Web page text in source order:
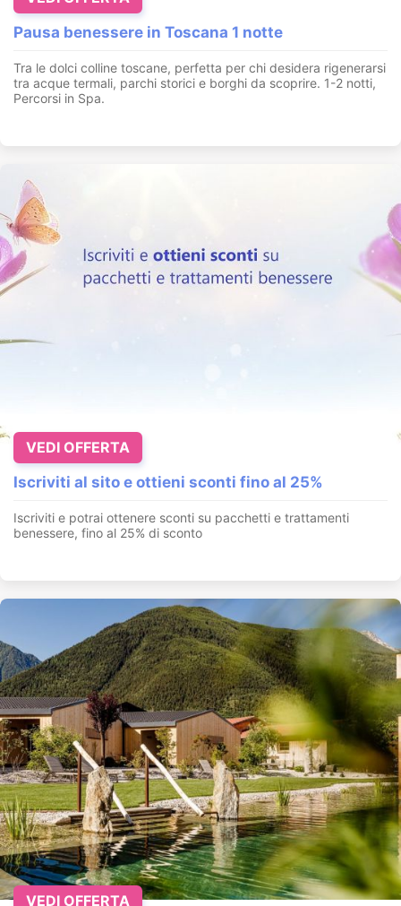
Pausa benessere in Toscana 1 notte
Tra le dolci colline toscane, perfetta per chi desidera rigenerarsi
tra acque termali, parchi storici e borghi da scoprire. 1-2 notti,
Percorsi in Spa.
Iscriviti al sito e ottieni sconti fino al 25%
Iscriviti e potrai ottenere sconti su pacchetti e trattamenti
benessere, fino al 25% di sconto
VEDI OFFERTA
VEDI OFFERTA